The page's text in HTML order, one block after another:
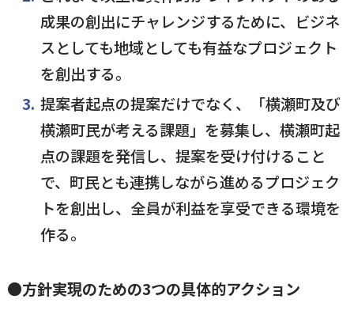
成果の創出にチャレンジするために、ビジネ
スとしても地域としても有益なプロジェクト
を創出する。
提案者起点の提案だけでなく、「横瀬町及び
横瀬町民が考える課題」を募集し、横瀬町起
点の課題を発信し、提案を受け付けること
で、町民とも連携しながら進めるプロジェク
トを創出し、全員が利益を享受できる環境を
作る。
●方針実現のための3つの具体的アクション